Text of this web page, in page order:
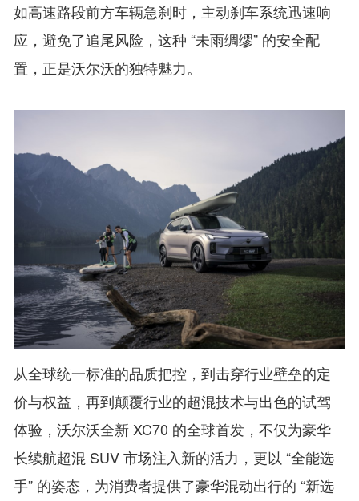
如高速路段前方车辆急刹时，主动刹车系统迅速响
应，避免了追尾风险，这种 “未雨绸缪” 的安全配
置，正是沃尔沃的独特魅力。
从全球统一标准的品质把控，到击穿行业壁垒的定
价与权益，再到颠覆行业的超混技术与出色的试驾
体验，沃尔沃全新 XC70 的全球首发，不仅为豪华
长续航超混 SUV 市场注入新的活力，更以 “全能选
手” 的姿态，为消费者提供了豪华混动出行的 “新选